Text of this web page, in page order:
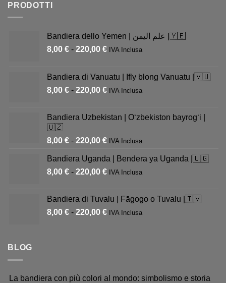
PRODOTTI
Bandiera dello Yemen | علم اليمن |🇾🇪
8,00 € - 220,00 € IVA Inclusa
Bandiera di Vanuatu | Ifly blong Vanuatu |🇻🇺
8,00 € - 220,00 € IVA Inclusa
Bandiera Uzbekistan | Oʻzbekiston bayrogʻi |
🇺🇿
8,00 € - 220,00 € IVA Inclusa
Bandiera Uganda | Bendera ya Uganda |🇺🇬
8,00 € - 220,00 € IVA Inclusa
Bandiera di Tuvalu | Fāgogo o Tuvalu |🇹🇻
8,00 € - 220,00 € IVA Inclusa
BLOG
La bandiera con più colori al mondo: simbolismo e storia